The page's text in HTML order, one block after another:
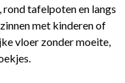
tafelpoten en langs
met kinderen of
vloer zonder moeite,